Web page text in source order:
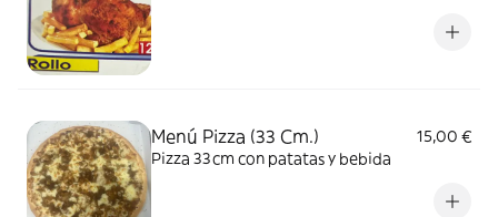
Menú Pizza (33 Cm.)
15,00 €
Pizza 33cm con patatas y bebida